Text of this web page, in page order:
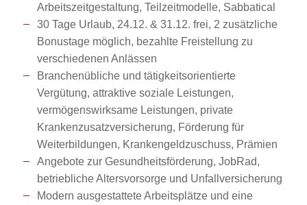
Arbeitszeitgestaltung, Teilzeitmodelle, Sabbatical
30 Tage Urlaub, 24.12. & 31.12. frei, 2 zusätzliche
Bonustage möglich, bezahlte Freistellung zu
verschiedenen Anlässen
Branchenübliche und tätigkeitsorientierte
Vergütung, attraktive soziale Leistungen,
vermögenswirksame Leistungen, private
Krankenzusatzversicherung, Förderung für
Weiterbildungen, Krankengeldzuschuss, Prämien
Angebote zur Gesundheitsförderung, JobRad,
betriebliche Altersvorsorge und Unfallversicherung
Modern ausgestattete Arbeitsplätze und eine